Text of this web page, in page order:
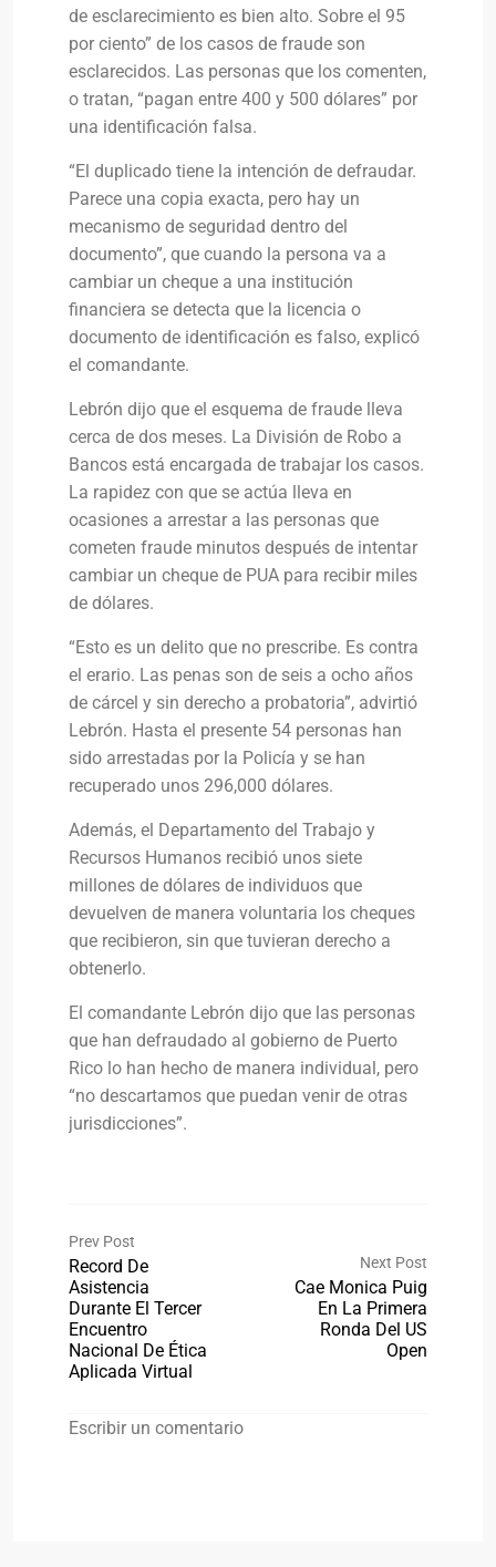
de esclarecimiento es bien alto. Sobre el 95
por ciento” de los casos de fraude son
esclarecidos. Las personas que los comenten,
o tratan, “pagan entre 400 y 500 dólares” por
una identificación falsa.
“El duplicado tiene la intención de defraudar.
Parece una copia exacta, pero hay un
mecanismo de seguridad dentro del
documento”, que cuando la persona va a
cambiar un cheque a una institución
financiera se detecta que la licencia o
documento de identificación es falso, explicó
el comandante.
Lebrón dijo que el esquema de fraude lleva
cerca de dos meses. La División de Robo a
Bancos está encargada de trabajar los casos.
La rapidez con que se actúa lleva en
ocasiones a arrestar a las personas que
cometen fraude minutos después de intentar
cambiar un cheque de PUA para recibir miles
de dólares.
“Esto es un delito que no prescribe. Es contra
el erario. Las penas son de seis a ocho años
de cárcel y sin derecho a probatoria”, advirtió
Lebrón. Hasta el presente 54 personas han
sido arrestadas por la Policía y se han
recuperado unos 296,000 dólares.
Además, el Departamento del Trabajo y
Recursos Humanos recibió unos siete
millones de dólares de individuos que
devuelven de manera voluntaria los cheques
que recibieron, sin que tuvieran derecho a
obtenerlo.
El comandante Lebrón dijo que las personas
que han defraudado al gobierno de Puerto
Rico lo han hecho de manera individual, pero
“no descartamos que puedan venir de otras
jurisdicciones”.
Prev Post
Record De
Asistencia
Durante El Tercer
Encuentro
Nacional De Ética
Aplicada Virtual
Next Post
Cae Monica Puig
En La Primera
Ronda Del US
Open
Escribir un comentario